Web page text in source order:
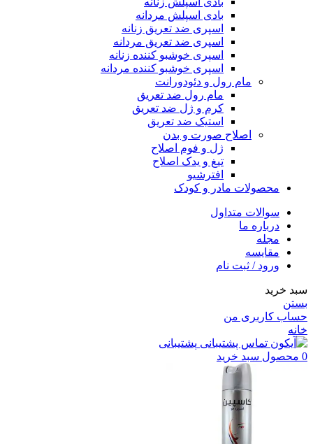
بادی اسپلش مردانه
اسپری ضد تعریق زنانه
اسپری ضد تعریق مردانه
اسپری خوشبو کننده زنانه
اسپری خوشبو کننده مردانه
مام رول و دئودورانت
مام رول ضد تعریق
کرم و ژل ضد تعریق
استیک ضد تعریق
اصلاح صورت و بدن
ژل و فوم اصلاح
تیغ و یدک اصلاح
افترشیو
محصولات مادر و کودک
سوالات متداول
درباره ما
مجله
مقایسه
ورود / ثبت نام
سبد خرید
بستن
حساب کاربری من
خانه
پشتیبانی
0 محصول سبد خرید